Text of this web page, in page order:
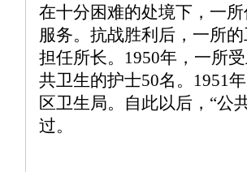
在十分困难的处境下，一
服务。抗战胜利后，一所
担任所长。1950年，一所
共卫生的护士50名。1951
区卫生局。自此以后，“公
过。